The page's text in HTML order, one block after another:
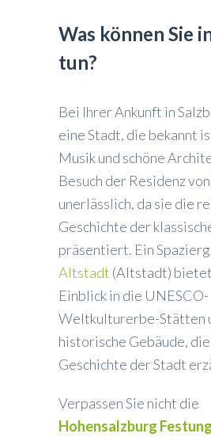
Was können Sie
tun?
Bei Ihrer Ankunft in
eine Stadt, die bekannt
Musik und schöne
Besuch der Residenz
unerlässlich, da sie die
Geschichte der
präsentiert. Ein
Altstadt (Altstadt)
Einblick in die UNESCO-
Weltkulturerbe-Stätten
historische Gebäude,
Geschichte der Stadt
Verpassen Sie nicht die
Hohensalzburg Festung